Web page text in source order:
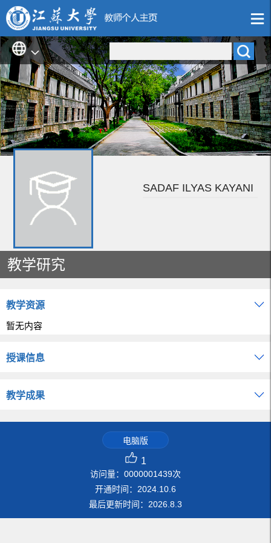
SADAF ILYAS KAYANI
教学研究
教学资源
暂无内容
授课信息
教学成果
电脑版
1
访问量： 0000001439次
开通时间： 2024 10 6
最后更新时间： 2026 8 3